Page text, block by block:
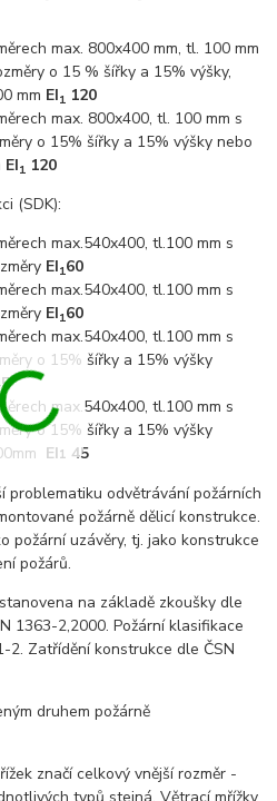
max. 800x400 mm, tl. 100 mm
o 15 % šířky a 15% výšky,
mm EI1 120
max. 800x400, tl. 100 mm s
o 15% šířky a 15% výšky nebo
EI1 120
(SDK):
max.540x400, tl.100 mm s
EI160
max.540x400, tl.100 mm s
EI160
max.540x400, tl.100 mm s
o 15% šířky a 15% výšky
max.540x400, tl.100 mm s
o 15% šířky a 15% výšky
EI1 45
problematiku odvětrávání požárních
požárně dělicí konstrukce.
požární uzávěry, tj. jako konstrukce
požárů.
na základě zkoušky dle
1363-2,2000. Požární klasifikace
2. Zatřídění konstrukce dle ČSN
druhem požárně
značí celkový vnější rozměr -